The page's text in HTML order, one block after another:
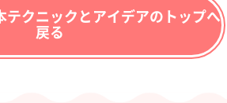
テクニックとアイデアのトップへ
戻る